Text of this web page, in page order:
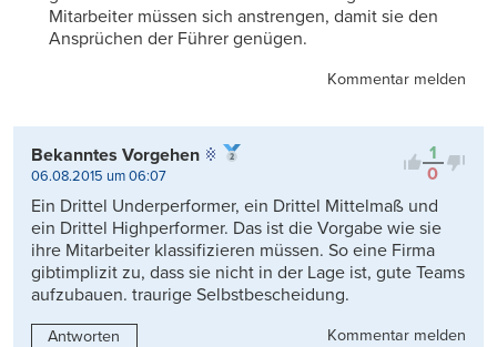
Mitarbeiter müssen sich anstrengen, damit sie den
Ansprüchen der Führer genügen.
Kommentar melden
1
0
Bekanntes Vorgehen
06.08.2015 um 06:07
Ein Drittel Underperformer, ein Drittel Mittelmaß und
ein Drittel Highperformer. Das ist die Vorgabe wie sie
ihre Mitarbeiter klassifizieren müssen. So eine Firma
gibtimplizit zu, dass sie nicht in der Lage ist, gute Teams
aufzubauen. traurige Selbstbescheidung.
Antworten
Kommentar melden